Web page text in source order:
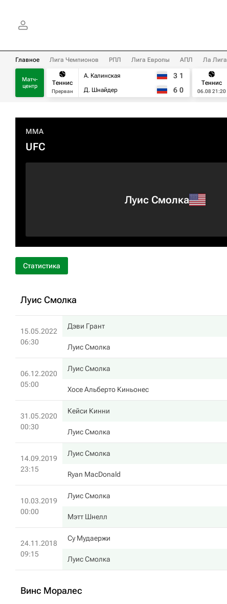
Главное Лига Чемпионов РПЛ Лига Европы АПЛ Ла Лига
Матч-
центр
Теннис
Прерван
А. Калинская
Д. Шнайдер
3 1
6 0
Теннис
06.08 21:20
MMA
UFC
Луис Смолка
Статистика
Луис Смолка
15.05.2022
06:30
Дэви Грант
Луис Смолка
06.12.2020
05:00
Луис Смолка
Хосе Альберто Киньонес
31.05.2020
00:30
Кейси Кинни
Луис Смолка
14.09.2019
23:15
Луис Смолка
Ryan MacDonald
10.03.2019
00:00
Луис Смолка
Мэтт Шнелл
24.11.2018
09:15
Су Мудаержи
Луис Смолка
Винс Моралес